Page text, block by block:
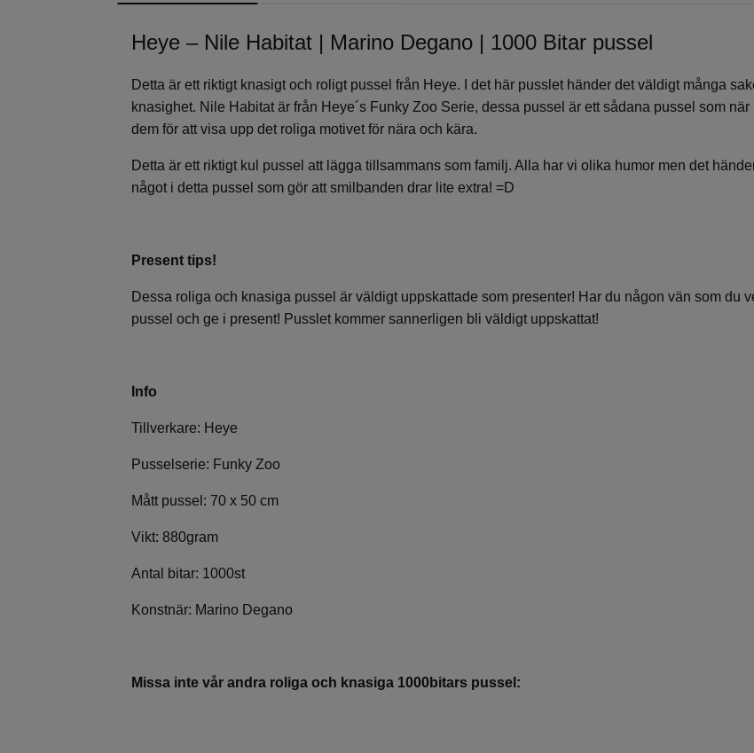
Heye – Nile Habitat | Marino Degano | 1000 Bitar pussel
Detta är ett riktigt knasigt och roligt pussel från Heye. I det här pusslet händer det väldigt många
knasighet. Nile Habitat är från Heye´s Funky Zoo Serie, dessa pussel är ett sådana pussel som
dem för att visa upp det roliga motivet för nära och kära.
Detta är ett riktigt kul pussel att lägga tillsammans som familj. Alla har vi olika humor men det
något i detta pussel som gör att smilbanden drar lite extra! =D
Present tips!
Dessa roliga och knasiga pussel är väldigt uppskattade som presenter! Har du någon vän som du
pussel och ge i present! Pusslet kommer sannerligen bli väldigt uppskattat!
Info
Tillverkare: Heye
Pusselserie: Funky Zoo
Mått pussel: 70 x 50 cm
Vikt: 880gram
Antal bitar: 1000st
Konstnär: Marino Degano
Missa inte vår andra roliga och knasiga 1000bitars pussel: